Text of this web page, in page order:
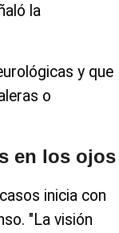
la
y que
o
en los ojos
inicia con
"La visión